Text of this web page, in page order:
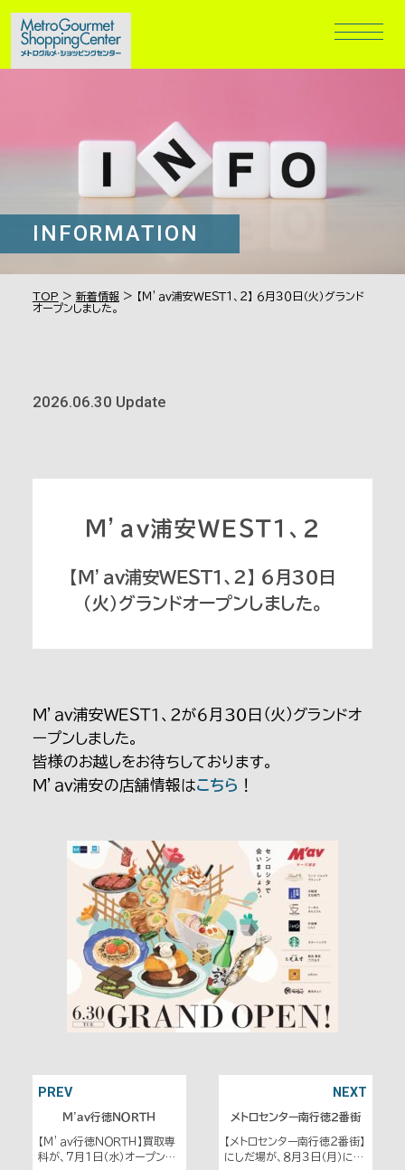
INFORMATION
TOP > 新着情報>
【Ｍ’ａｖ浦安ＷＥＳＴ１、２】 ６月３０日（火）グランド
オープンしました。
2026.06.30 Update
Ｍ’ａｖ浦安ＷＥＳＴ１、２
【Ｍ’ａｖ浦安ＷＥＳＴ１、２】 ６月３０日
（火）グランドオープンしました。
Ｍ’ａｖ浦安ＷＥＳＴ１、２が６月３０日（火）グランドオ
ープンしました。
皆様のお越しをお待ちしております。
Ｍ’ａｖ浦安の店舗情報はこちら ！
PREV
Ｍ'ａｖ行徳ＮＯＲＴＨ
【Ｍ’ａｖ行徳ＮＯＲＴＨ】買取専
科が、７月１日（水）オープンし
NEXT
メトロセンター南行徳２番街
【メトロセンター南行徳２番街】
にしだ場が、８月３日（月）にオ